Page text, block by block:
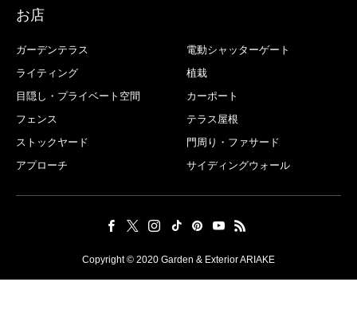
お店
ガーデンテラス
電動シャッターゲート
ライティング
植栽
目隠し・プライベート空間
カーポート
フェンス
テラス屋根
ストックヤード
門周り・ファサード
アプローチ
サイディングウォール
Copyright © 2020 Garden & Exterior ARIAKE